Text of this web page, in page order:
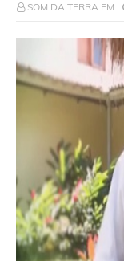
SOM DA TERRA FM